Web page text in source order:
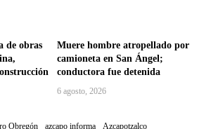
de obras
Muere hombre atropellado por
camioneta en San Ángel;
conductora fue detenida
6 agosto, 2026
Obregón azcapo informa Azcapotzalco